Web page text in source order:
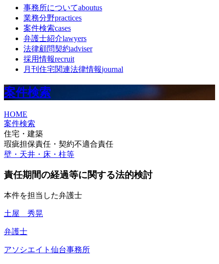
事務所についてaboutus
業務分野practices
案件検索cases
弁護士紹介lawyers
法律顧問契約adviser
採用情報recruit
月刊住宅関連法律情報journal
案件検索
HOME
案件検索
住宅・建築
瑕疵担保責任・契約不適合責任
壁・天井・床・柱等
責任期間の経過等に関する法的検討
本件を担当した弁護士
土屋 秀晃
弁護士
アソシエイト 仙台事務所